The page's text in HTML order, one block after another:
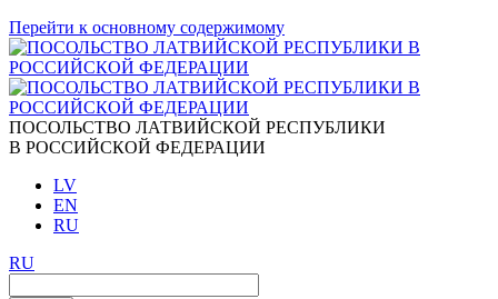
Перейти к основному содержимому
ПОСОЛЬСТВО ЛАТВИЙСКОЙ РЕСПУБЛИКИ
В РОССИЙСКОЙ ФЕДЕРАЦИИ
LV
EN
RU
RU